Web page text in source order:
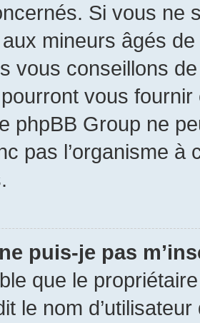
Si vous ne
mineurs âgés
vous conseillons
vous
phpBB Group ne
pas l’organisme
puis-je pas
que le
le nom